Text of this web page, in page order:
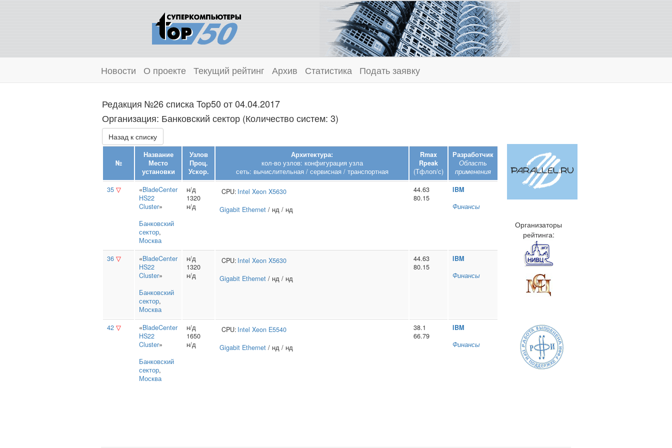
Новости О проекте Текущий рейтинг Архив Статистика Подать заявку
Редакция №26 списка Top50 от 04.04.2017
Организация: Банковский сектор (Количество систем: 3)
Назад к списку
№
Название
Место
установки
Узлов
Проц.
Ускор.
Архитектура:
кол-во узлов: конфигурация узла
сеть: вычислительная / сервисная / транспортная
Rmax
Rpeak
(Тфлоп/с)
Разработчик
Область
применения
35 ▽ «BladeCenter
HS22
Cluster»
Банковский
сектор,
Москва
н/д
1320
н/д
CPU: Intel Xeon X5630
Gigabit Ethernet / нд / нд
44.63
80.15
IBM
Финансы
36 ▽ «BladeCenter
HS22
Cluster»
Банковский
сектор,
Москва
н/д
1320
н/д
CPU: Intel Xeon X5630
Gigabit Ethernet / нд / нд
44.63
80.15
IBM
Финансы
42 ▽ «BladeCenter
HS22
Cluster»
Банковский
сектор,
Москва
н/д
1650
н/д
CPU: Intel Xeon E5540
Gigabit Ethernet / нд / нд
38.1
66.79
IBM
Финансы
Организаторы
рейтинга: